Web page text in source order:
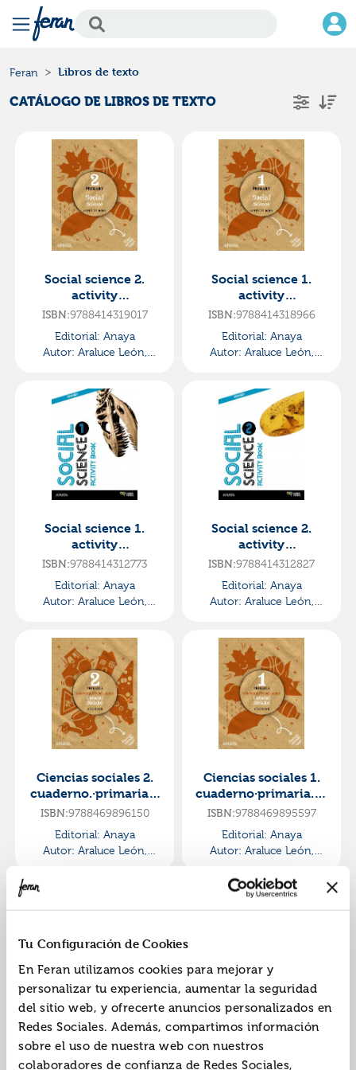
Tu Configuración de Cookies
En Feran utilizamos cookies para mejorar y
personalizar tu experiencia, aumentar la seguridad
del sitio web, y ofrecerte anuncios personalizados en
Redes Sociales. Además, compartimos información
sobre el uso de nuestra web con nuestros
colaboradores de confianza de Redes Sociales,
Feran Libros de texto
CATÁLOGO DE LIBROS DE TEXTO
Social science 2.
activity
book.·primaria.2ºcurs
ISBN:9788414319017
Editorial: Anaya
Autor: Araluce León,
Social science 1.
activity
book.·primaria.1er
ISBN:9788414318966
Editorial: Anaya
Autor: Araluce León,
Social science 1.
activity
book.·primaria.1er
ISBN:9788414312773
Editorial: Anaya
Autor: Araluce León,
Social science 2.
activity
book.·primaria.2ºcurs
ISBN:9788414312827
Editorial: Anaya
Autor: Araluce León,
Ciencias sociales 2.
cuaderno.·primaria.2
ºcurso·operación
ISBN:9788469896150
Editorial: Anaya
Autor: Araluce León,
Ciencias sociales 1.
cuaderno·primaria.1e
r curso·operación
ISBN:9788469895597
Editorial: Anaya
Autor: Araluce León,
Ciencias sociales 2.
cuaderno.·primaria.2
ºcurso·pieza a pieza
ISBN:9788469839287
Ciencias sociales 1.
cuaderno.·primaria.1
er curso·pieza a pieza
ISBN:9788469839157